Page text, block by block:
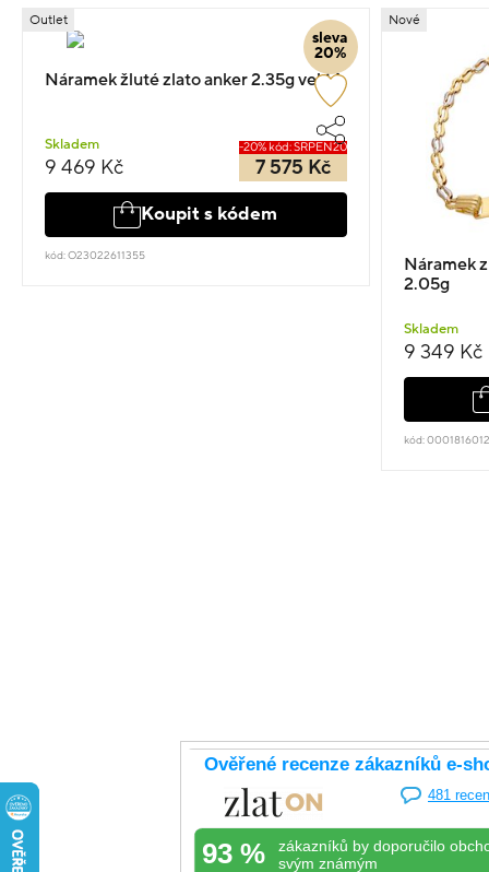
sleva
20%
Outlet
Náramek žluté zlato anker 2.35g vel.14
Skladem
9 469 Kč
-20% kód: SRPEN20
7 575 Kč
Koupit s kódem
kód: O23022611355
Nové
Náramek
2.05g
Skladem
9 349 Kč
kód: